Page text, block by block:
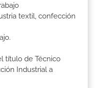
textil, confección
título de Técnico
Industrial a